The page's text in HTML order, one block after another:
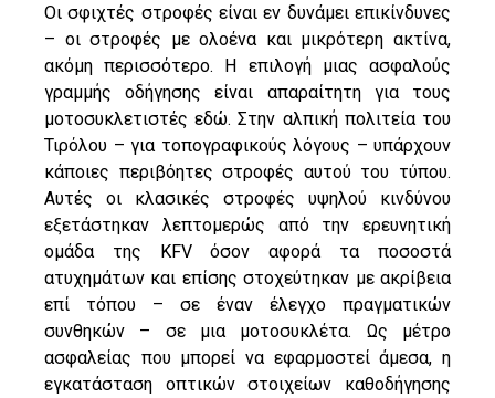
Οι σφιχτές στροφές είναι εν δυνάμει επικίνδυνες
– οι στροφές με ολοένα και μικρότερη ακτίνα,
ακόμη περισσότερο. Η επιλογή μιας ασφαλούς
γραμμής οδήγησης είναι απαραίτητη για τους
μοτοσυκλετιστές εδώ. Στην αλπική πολιτεία του
Τιρόλου – για τοπογραφικούς λόγους – υπάρχουν
κάποιες περιβόητες στροφές αυτού του τύπου.
Αυτές οι κλασικές στροφές υψηλού κινδύνου
εξετάστηκαν λεπτομερώς από την ερευνητική
ομάδα της KFV όσον αφορά τα ποσοστά
ατυχημάτων και επίσης στοχεύτηκαν με ακρίβεια
επί τόπου – σε έναν έλεγχο πραγματικών
συνθηκών – σε μια μοτοσυκλέτα. Ως μέτρο
ασφαλείας που μπορεί να εφαρμοστεί άμεσα, η
εγκατάσταση οπτικών στοιχείων καθοδήγησης